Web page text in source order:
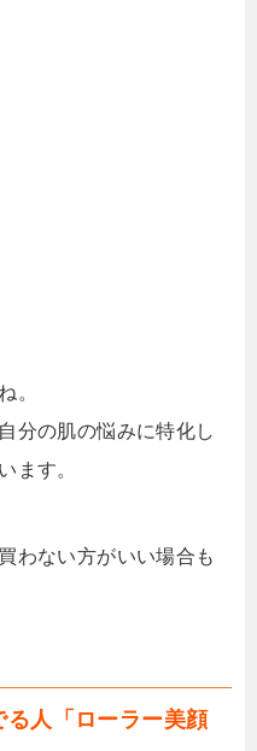
。
分の肌の悩みに特化し
ます。
わない方がいい場合も
る人「ローラー美顔